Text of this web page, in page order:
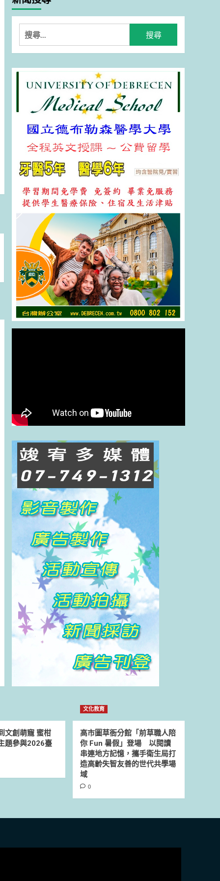
搜
尋
關
鍵
文創萌寵 蜜柑
題參與2026臺
文化教育
高市圖草衙分館「前草職人陪
你 Fun 暑假」登場 以閱讀
串連地方記憶，攜手衛生局打
造高齡失智友善的世代共學場
域
0